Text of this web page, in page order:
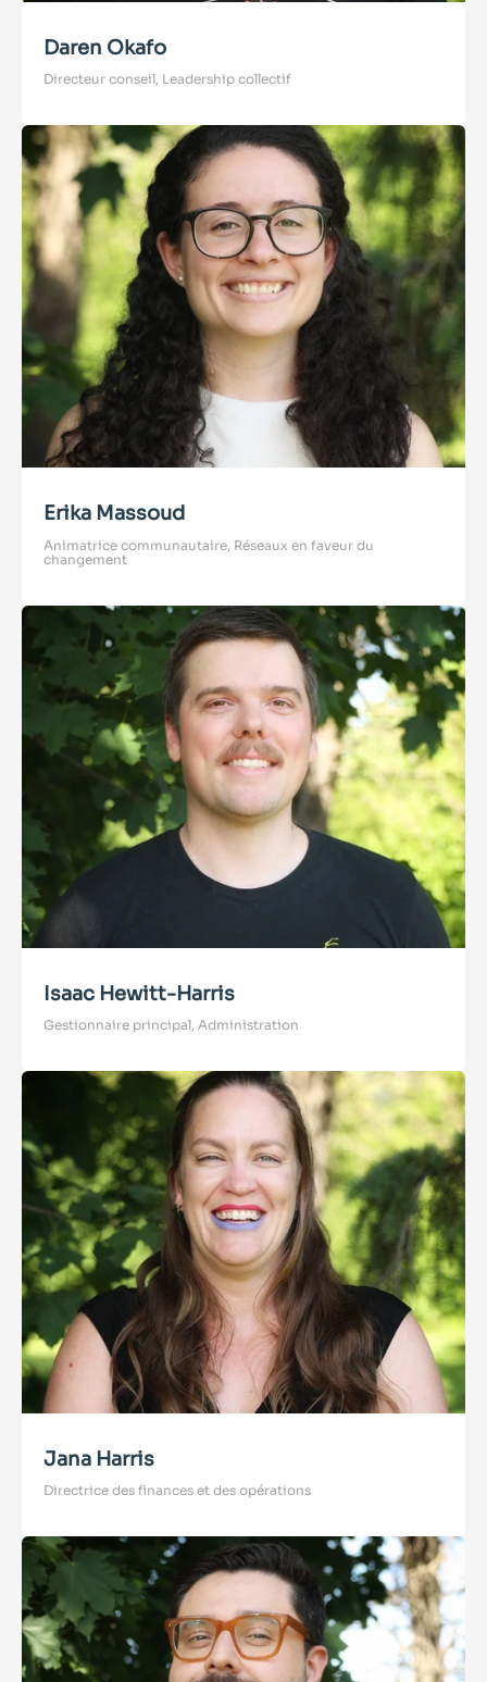
Daren Okafo
Directeur conseil, Leadership collectif
Erika Massoud
Animatrice communautaire, Réseaux en faveur du
changement
Isaac Hewitt-Harris
Gestionnaire principal, Administration
Jana Harris
Directrice des finances et des opérations